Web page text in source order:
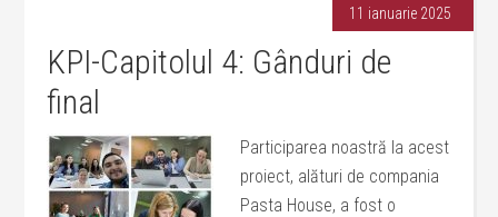
11 ianuarie 2025
KPI-Capitolul 4: Gânduri de
final
Participarea noastră la acest
proiect, alături de compania
Pasta House, a fost o